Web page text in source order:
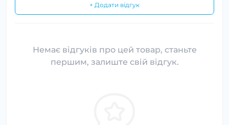
+ Додати відгук
Немає відгуків про цей товар, станьте
першим, залиште свій відгук.